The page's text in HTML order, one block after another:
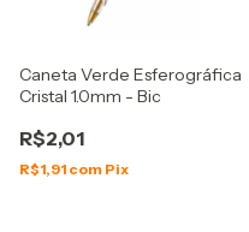
Caneta Verde Esferográfica
Cristal 1.0mm - Bic
R$2,01
R$1,91 com Pix